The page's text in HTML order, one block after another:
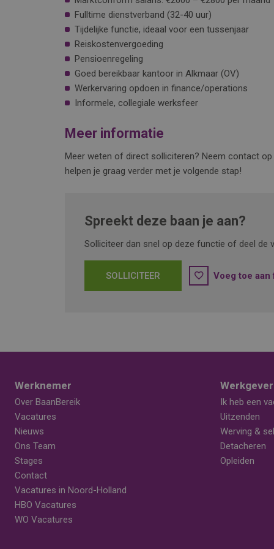
Fulltime dienstverband (32-40 uur)
Tijdelijke functie, ideaal voor een tussenjaar
Reiskostenvergoeding
Pensioenregeling
Goed bereikbaar kantoor in Alkmaar (OV)
Werkervaring opdoen in finance/operations
Informele, collegiale werksfeer
Meer informatie
Meer weten of direct solliciteren? Neem contact op
helpen je graag verder met je volgende stap!
Spreekt deze baan je aan?
Solliciteer dan snel op deze functie of deel de
SOLLICITEER Voeg toe aan
Werknemer
Over BaanBereik
Vacatures
Nieuws
Ons Team
Stages
Contact
Vacatures in Noord-Holland
HBO Vacatures
WO Vacatures
Werkgever
Ik heb een
Uitzenden
Werving &
Detacheren
Opleiden